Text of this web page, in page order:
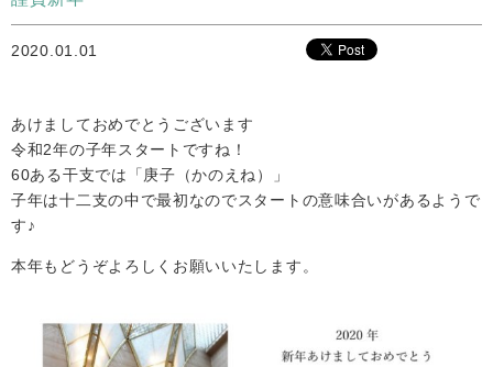
2020.01.01
あけましておめでとうございます
令和2年の子年スタートですね！
60ある干支では「庚子（かのえね）」
子年は十二支の中で最初なのでスタートの意味合いがあるようで
す♪
本年もどうぞよろしくお願いいたします。